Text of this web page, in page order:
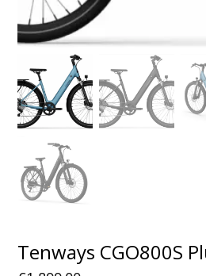
Tenways CGO800S